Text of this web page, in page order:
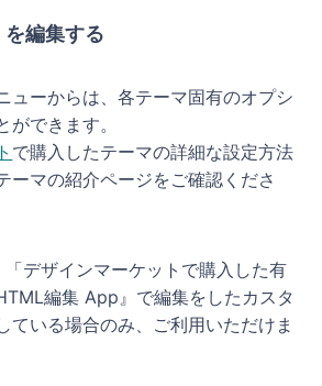
を編集する
ューからは、各テーマ固有のオプシ
ができます。
で購入したテーマの詳細な設定方法
ーマの紹介ページをご確認くださ
デザインマーケットで購入した有
編集 App』で編集をしたカスタ
ている場合のみ、ご利用いただけま